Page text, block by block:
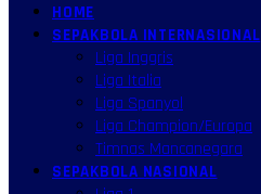
HOME
SEPAKBOLA INTERNASIONAL
Liga Inggris
Liga Italia
Liga Spanyol
Liga Champion/Europa
Timnas Mancanegara
SEPAKBOLA NASIONAL